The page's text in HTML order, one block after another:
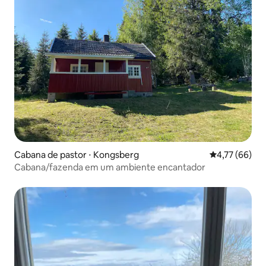
Cabana de pastor ⋅ Kongsberg 4,77 de uma
4,77 (66)
Cabana/fazenda em um ambiente encantador